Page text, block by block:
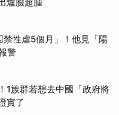
性虐5個月」！他見「陽
警
1族群若想去中國「政府將
實了